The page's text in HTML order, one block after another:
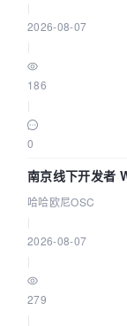
2026-08-07
186
0
南京线下开发者
智能 Agent 应用
哈哈欧尼OSC
2026-08-07
279